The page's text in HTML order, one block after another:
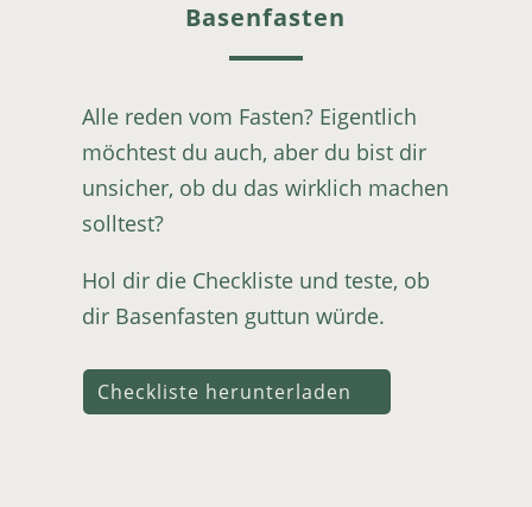
Basenfasten
Alle reden vom Fasten? Eigentlich
möchtest du auch, aber du bist dir
unsicher, ob du das wirklich machen
solltest?
Hol dir die Checkliste und teste, ob
dir Basenfasten guttun würde.
Checkliste herunterladen